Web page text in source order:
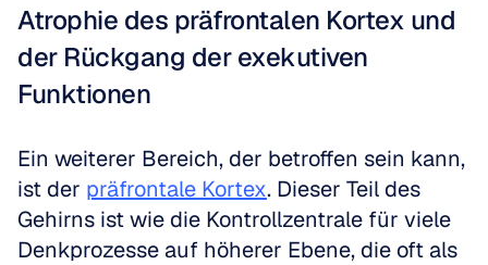
Atrophie des präfrontalen Kortex und
der Rückgang der exekutiven
Funktionen
Ein weiterer Bereich, der betroffen sein kann,
ist der präfrontale Kortex. Dieser Teil des
Gehirns ist wie die Kontrollzentrale für viele
Denkprozesse auf höherer Ebene, die oft als